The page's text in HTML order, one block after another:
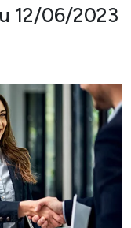
12/06/2023